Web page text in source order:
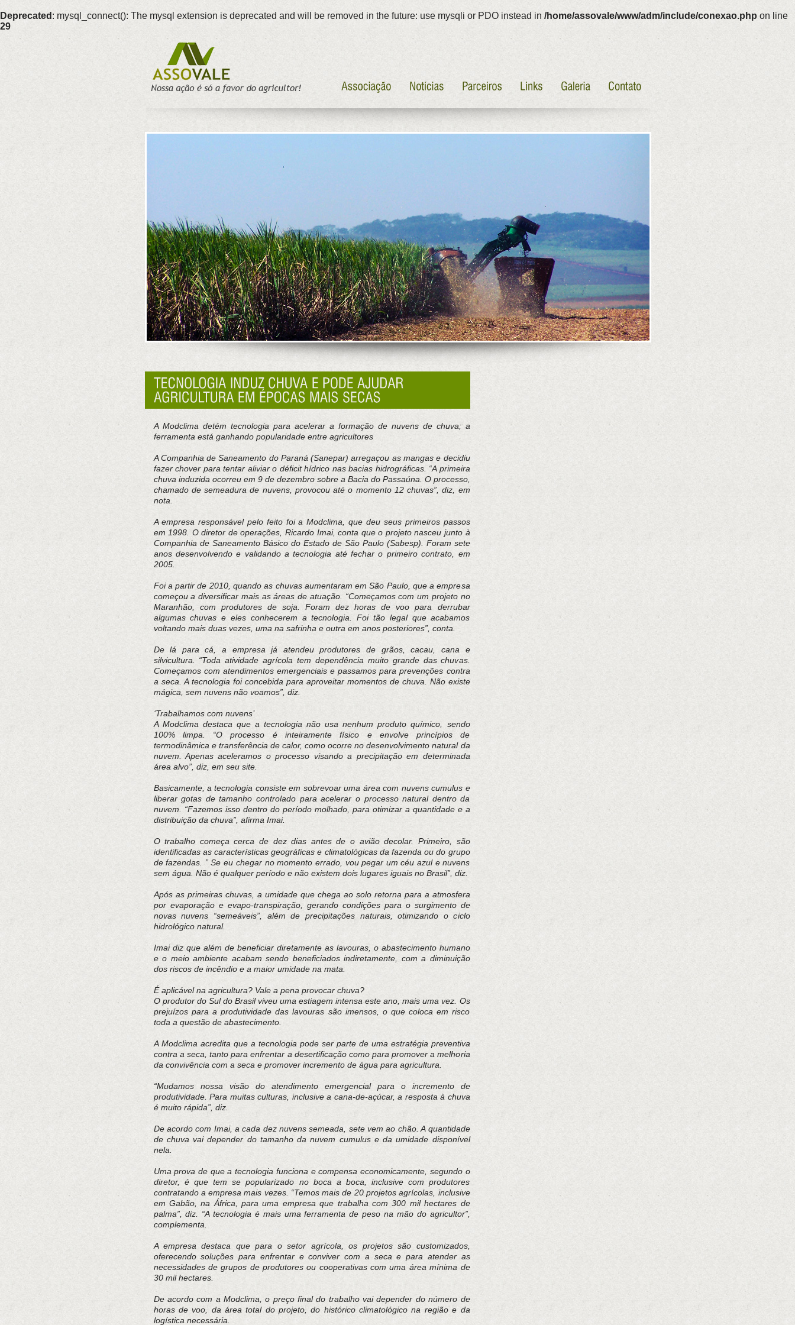
Deprecated : mysql_connect(): The mysql extension is deprecated and will be removed in the future: use mysqli or PDO instead in /home/assovale/www/adm/include/conexao.php on line
29
A Modclima detém tecnologia para acelerar a formação de nuvens de chuva; a
ferramenta está ganhando popularidade entre agricultores
A Companhia de Saneamento do Paraná (Sanepar) arregaçou as mangas e decidiu
fazer chover para tentar aliviar o déficit hídrico nas bacias hidrográficas. “A primeira
chuva induzida ocorreu em 9 de dezembro sobre a Bacia do Passaúna. O processo,
chamado de semeadura de nuvens, provocou até o momento 12 chuvas”, diz, em
nota.
A empresa responsável pelo feito foi a Modclima, que deu seus primeiros passos
em 1998. O diretor de operações, Ricardo Imai, conta que o projeto nasceu junto à
Companhia de Saneamento Básico do Estado de São Paulo (Sabesp). Foram sete
anos desenvolvendo e validando a tecnologia até fechar o primeiro contrato, em
2005.
Foi a partir de 2010, quando as chuvas aumentaram em São Paulo, que a empresa
começou a diversificar mais as áreas de atuação. “Começamos com um projeto no
Maranhão, com produtores de soja. Foram dez horas de voo para derrubar
algumas chuvas e eles conhecerem a tecnologia. Foi tão legal que acabamos
voltando mais duas vezes, uma na safrinha e outra em anos posteriores”, conta.
De lá para cá, a empresa já atendeu produtores de grãos, cacau, cana e
silvicultura. “Toda atividade agrícola tem dependência muito grande das chuvas.
Começamos com atendimentos emergenciais e passamos para prevenções contra
a seca. A tecnologia foi concebida para aproveitar momentos de chuva. Não existe
mágica, sem nuvens não voamos”, diz.
‘Trabalhamos com nuvens’
A Modclima destaca que a tecnologia não usa nenhum produto químico, sendo
100% limpa. “O processo é inteiramente físico e envolve princípios de
termodinâmica e transferência de calor, como ocorre no desenvolvimento natural da
nuvem. Apenas aceleramos o processo visando a precipitação em determinada
área alvo”, diz, em seu site.
Basicamente, a tecnologia consiste em sobrevoar uma área com nuvens cumulus e
liberar gotas de tamanho controlado para acelerar o processo natural dentro da
nuvem. “Fazemos isso dentro do período molhado, para otimizar a quantidade e a
distribuição da chuva”, afirma Imai.
O trabalho começa cerca de dez dias antes de o avião decolar. Primeiro, são
identificadas as características geográficas e climatológicas da fazenda ou do grupo
de fazendas. ” Se eu chegar no momento errado, vou pegar um céu azul e nuvens
sem água. Não é qualquer período e não existem dois lugares iguais no Brasil”, diz.
Após as primeiras chuvas, a umidade que chega ao solo retorna para a atmosfera
por evaporação e evapo-transpiração, gerando condições para o surgimento de
novas nuvens “semeáveis”, além de precipitações naturais, otimizando o ciclo
hidrológico natural.
Imai diz que além de beneficiar diretamente as lavouras, o abastecimento humano
e o meio ambiente acabam sendo beneficiados indiretamente, com a diminuição
dos riscos de incêndio e a maior umidade na mata.
É aplicável na agricultura? Vale a pena provocar chuva?
O produtor do Sul do Brasil viveu uma estiagem intensa este ano, mais uma vez. Os
prejuízos para a produtividade das lavouras são imensos, o que coloca em risco
toda a questão de abastecimento.
A Modclima acredita que a tecnologia pode ser parte de uma estratégia preventiva
contra a seca, tanto para enfrentar a desertificação como para promover a melhoria
da convivência com a seca e promover incremento de água para agricultura.
“Mudamos nossa visão do atendimento emergencial para o incremento de
produtividade. Para muitas culturas, inclusive a cana-de-açúcar, a resposta à chuva
é muito rápida”, diz.
De acordo com Imai, a cada dez nuvens semeada, sete vem ao chão. A quantidade
de chuva vai depender do tamanho da nuvem cumulus e da umidade disponível
nela.
Uma prova de que a tecnologia funciona e compensa economicamente, segundo o
diretor, é que tem se popularizado no boca a boca, inclusive com produtores
contratando a empresa mais vezes. “Temos mais de 20 projetos agrícolas, inclusive
em Gabão, na África, para uma empresa que trabalha com 300 mil hectares de
palma”, diz. “A tecnologia é mais uma ferramenta de peso na mão do agricultor”,
complementa.
A empresa destaca que para o setor agrícola, os projetos são customizados,
oferecendo soluções para enfrentar e conviver com a seca e para atender as
necessidades de grupos de produtores ou cooperativas com uma área mínima de
30 mil hectares.
De acordo com a Modclima, o preço final do trabalho vai depender do número de
horas de voo, da área total do projeto, do histórico climatológico na região e da
logística necessária.